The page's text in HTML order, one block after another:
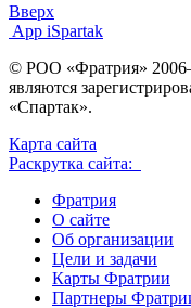
Вверх
App iSpartak
© РОО «Фратрия»
являются
«Спартак».
Карта сайта
Раскрутка сайта:
Фратрия
О сайте
Об организации
Цели и задачи
Карты Фратрии
Партнеры